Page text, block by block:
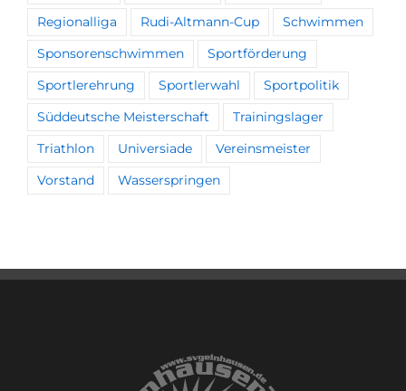
Regionalliga Rudi-Altmann-Cup Schwimmen
Sponsorenschwimmen Sportförderung
Sportlerehrung Sportlerwahl Sportpolitik
Süddeutsche Meisterschaft Trainingslager
Triathlon Universiade Vereinsmeister
Vorstand Wasserspringen